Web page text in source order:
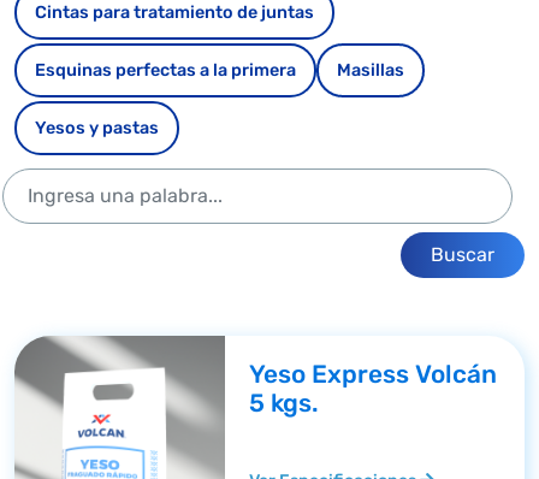
Cintas para tratamiento de juntas
Esquinas perfectas a la primera Masillas
Yesos y pastas
Buscar
Yeso Express Volcán
5 kgs.